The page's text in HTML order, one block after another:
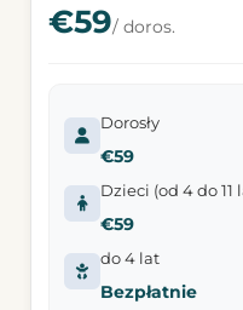
€59/ doros.
Dorosły
€59
Dzieci (od 4 do 11
€59
do 4 lat
Bezpłatnie